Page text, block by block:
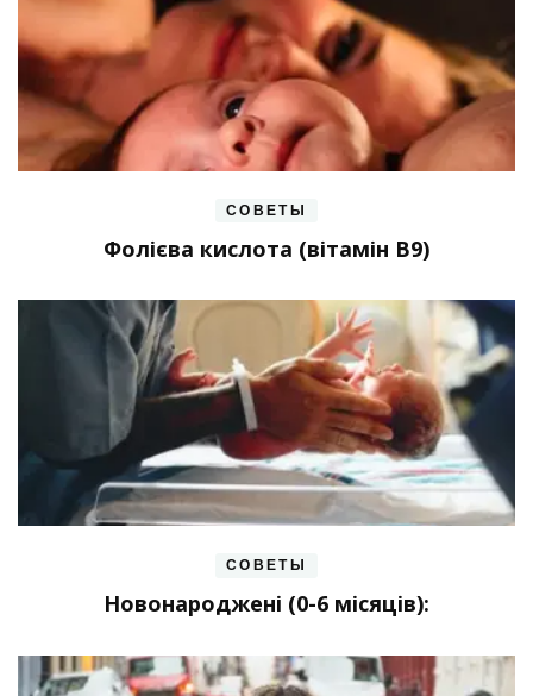
СОВЕТЫ
Фолієва кислота (вітамін В9)
СОВЕТЫ
Новонароджені (0-6 місяців):